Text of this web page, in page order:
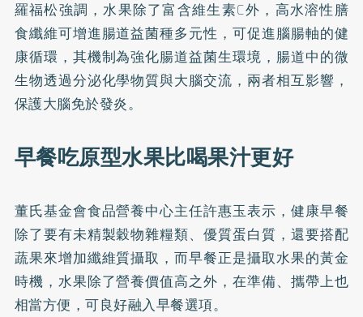
羅福松強調，水果除了富含維生素C外，高水溶性膳
食纖維可增進腸道益菌種多元性，可促進腦腸軸的健
康循環，其機制為強化腸道益菌生環境，腸道中的微
生物透過分泌化學物質與大腦交流，兩者相互影響，
保護大腦免於發炎。
早餐吃原型水果比喝果汁更好
董氏基金會食品營養中心主任許惠玉表示，健康早餐
除了要有未精製穀物雜糧類、優質蛋白質，還要搭配
蔬果來增加纖維質攝取，而早餐正是攝取水果的黃金
時機，水果除了營養價值高之外，在準備、攜帶上也
相當方便，可良好融入早餐選項。